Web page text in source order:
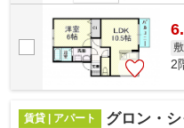
2
賃貸 | アパート グロン・